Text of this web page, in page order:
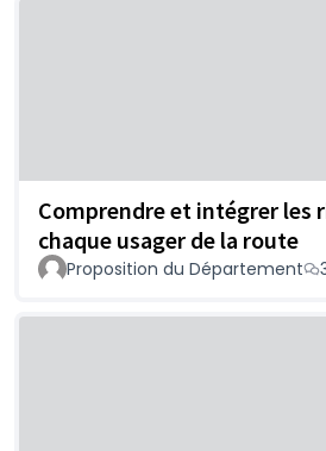
Comprendre et intégrer les
chaque usager de la route
Proposition du Département